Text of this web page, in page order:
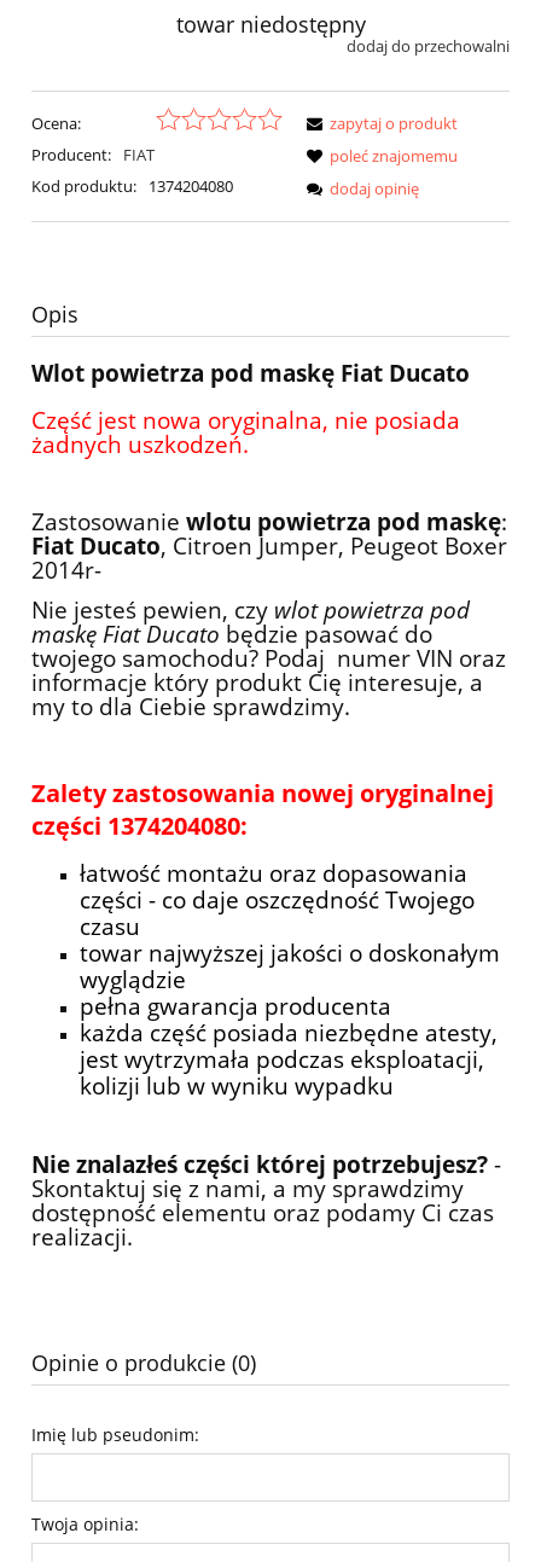
towar niedostępny
dodaj do przechowalni
Ocena:
Producent:
FIAT
Kod produktu:
1374204080
zapytaj o produkt
poleć znajomemu
dodaj opinię
Opis
Wlot powietrza pod maskę Fiat Ducato
Część jest nowa oryginalna, nie posiada
żadnych uszkodzeń.
Zastosowanie wlotu powietrza pod maskę:
Fiat Ducato, Citroen Jumper, Peugeot Boxer
2014r-
Nie jesteś pewien, czy wlot powietrza pod
maskę Fiat Ducato będzie pasować do
twojego samochodu? Podaj numer VIN oraz
informacje który produkt Cię interesuje, a
my to dla Ciebie sprawdzimy.
Zalety zastosowania nowej oryginalnej
części 1374204080:
łatwość montażu oraz dopasowania
części - co daje oszczędność Twojego
czasu
towar najwyższej jakości o doskonałym
wyglądzie
pełna gwarancja producenta
każda część posiada niezbędne atesty,
jest wytrzymała podczas eksploatacji,
kolizji lub w wyniku wypadku
Nie znalazłeś części której potrzebujesz? -
Skontaktuj się z nami, a my sprawdzimy
dostępność elementu oraz podamy Ci czas
realizacji.
Opinie o produkcie (0)
Imię lub pseudonim:
Twoja opinia: